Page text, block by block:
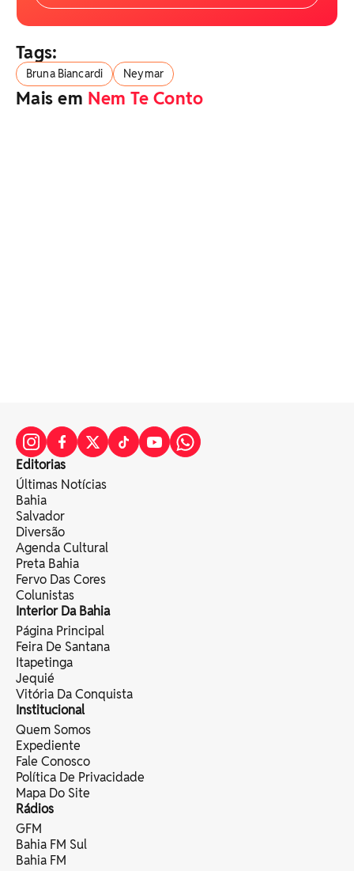
Tags:
Bruna Biancardi Neymar
Mais em Nem Te Conto
Editorias
Últimas Notícias
Bahia
Salvador
Diversão
Agenda Cultural
Preta Bahia
Fervo Das Cores
Colunistas
Interior Da Bahia
Página Principal
Feira De Santana
Itapetinga
Jequié
Vitória Da Conquista
Institucional
Quem Somos
Expediente
Fale Conosco
Política De Privacidade
Mapa Do Site
Rádios
GFM
Bahia FM Sul
Bahia FM